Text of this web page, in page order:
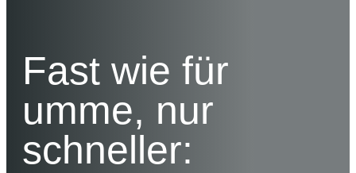
Fast wie für
umme, nur
schneller: